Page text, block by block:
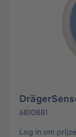
6810881
Log in om